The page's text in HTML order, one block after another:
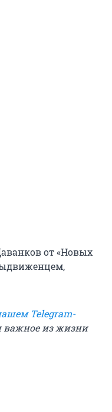
от «Новых
Telegram-
важное из жизни